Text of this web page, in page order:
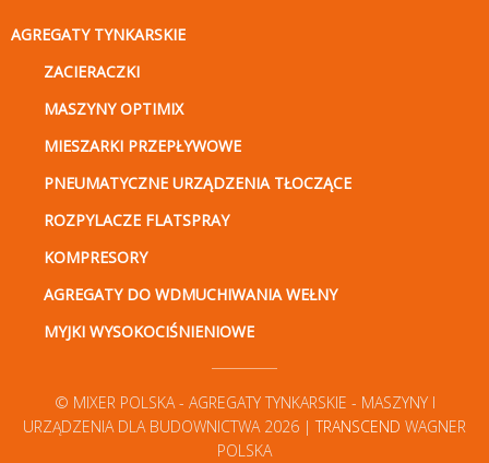
AGREGATY TYNKARSKIE
ZACIERACZKI
MASZYNY OPTIMIX
MIESZARKI PRZEPŁYWOWE
PNEUMATYCZNE URZĄDZENIA TŁOCZĄCE
ROZPYLACZE FLATSPRAY
KOMPRESORY
AGREGATY DO WDMUCHIWANIA WEŁNY
MYJKI WYSOKOCIŚNIENIOWE
© MIXER POLSKA - AGREGATY TYNKARSKIE - MASZYNY I
URZĄDZENIA DLA BUDOWNICTWA 2026 | TRANSCEND WAGNER
POLSKA